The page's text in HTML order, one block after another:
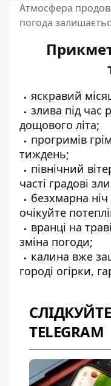
Атмосфера
погода
яскравий
злива під час
дощового літа;
прогримів
тиждень;
північний
часті градові
безхмарна
очікуйте
вранці на
зміна погоди;
калина вже
городі огірки,
TELEGRAM